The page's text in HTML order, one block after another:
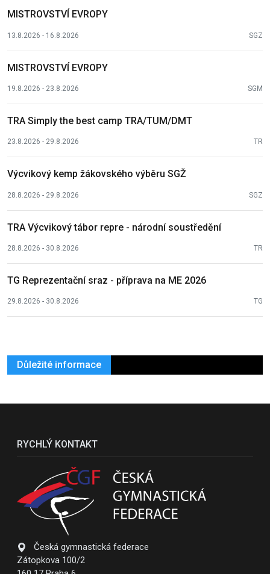
MISTROVSTVÍ EVROPY
13.8.2026 - 16.8.2026 SGZ
MISTROVSTVÍ EVROPY
19.8.2026 - 23.8.2026 SGM
TRA Simply the best camp TRA/TUM/DMT
23.8.2026 - 29.8.2026 TR
Výcvikový kemp žákovského výběru SGŽ
28.8.2026 - 29.8.2026 SGZ
TRA Výcvikový tábor repre - národní soustředění
28.8.2026 - 30.8.2026 TR
TG Reprezentační sraz - příprava na ME 2026
29.8.2026 - 30.8.2026 TG
Důležité informace
RYCHLÝ KONTAKT
Česká gymnastická federace
Zátopkova 100/2